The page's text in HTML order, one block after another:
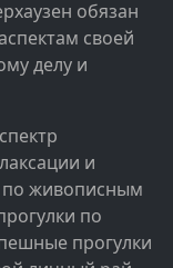
обязан
своей
делу и
и
по живописным
по
прогулки